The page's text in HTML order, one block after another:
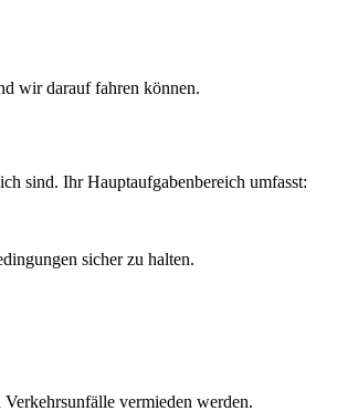
wir darauf fahren können.
sind. Ihr Hauptaufgabenbereich umfasst:
sicher zu halten.
vermieden werden.